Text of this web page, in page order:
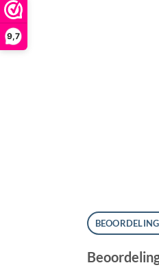
9,7